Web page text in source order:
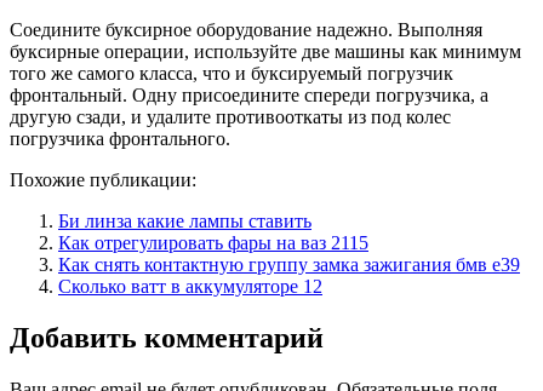
Соедините буксирное оборудование надежно. Выполняя
буксирные операции, используйте две машины как минимум
того же самого класса, что и буксируемый погрузчик
фронтальный. Одну присоедините спереди погрузчика, а
другую сзади, и удалите противооткаты из под колес
погрузчика фронтального.
Похожие публикации:
Би линза какие лампы ставить
Как отрегулировать фары на ваз 2115
Как снять контактную группу замка зажигания бмв е39
Сколько ватт в аккумуляторе 12
Добавить комментарий